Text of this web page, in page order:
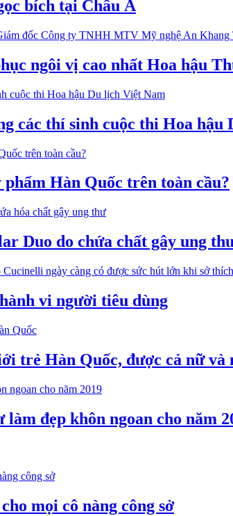
bích tại Châu Á
ngôi vị cao nhất Hoa hậu
các thí sinh cuộc thi Hoa hậu
Hàn Quốc trên toàn cầu?
Duo do chứa chất gây ung
vi người tiêu dùng
trẻ Hàn Quốc, được cả nữ và
đẹp khôn ngoan cho năm
mọi cô nàng công sở